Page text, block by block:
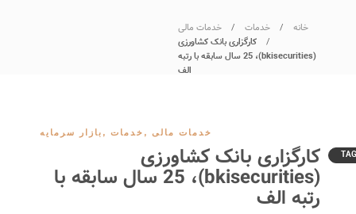
خانه خدمات
خدمات مالی
کارگزاری بانک کشاورزی
(bkisecurities)، 25 سال سابقه با رتبه
الف
بازار سرمایه , خدمات , خدمات مالی
کارگزاری بانک کشاورزی
(bkisecurities)، 25 سال سابقه با
رتبه الف